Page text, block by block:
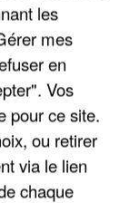
DES
les
mes
en
Vos
pour ce site.
ou retirer
via le lien
chaque